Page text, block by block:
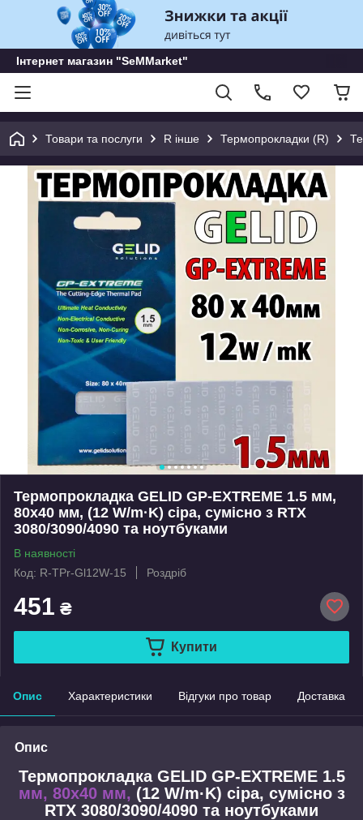
Інтернет магазин "SeMMarket"
Товари та послуги R інше Термопрокладки (R)
Термопрокладка GELID GP-EXTREME 1.5 мм,
80x40 мм, (12 W/m·K) сіра, сумісно з RTX
3080/3090/4090 та ноутбуками
В наявності
Код: R-TPr-Gl12W-15
Роздріб
451 ₴
Купити
Опис Характеристики Відгуки про товар Доставка
Опис
Термопрокладка GELID GP-EXTREME 1.5
мм, 80x40 мм, (12 W/m·K) сіра, сумісно з
RTX 3080/3090/4090 та ноутбуками